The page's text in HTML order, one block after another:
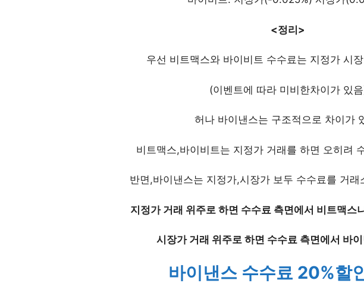
<정리>
우선 비트맥스와 바이비트 수수료는 지정가 시
(이벤트에 따라 미비한차이가 있
허나 바이낸스는 구조적으로 차이가
비트맥스,바이비트는 지정가 거래를 하면 오히려
반면,바이낸스는 지정가,시장가 보두 수수료를 거래
지정가 거래 위주로 하면 수수료 측면에서 비트맥스
시장가 거래 위주로 하면 수수료 측면에서 바
바이낸스 수수료 20%할